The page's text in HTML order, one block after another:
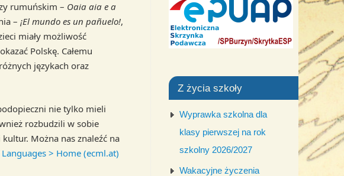
rumuńskim – Oaia aia e a
– ¡El mundo es un pañuelo!,
miały możliwość
Polskę. Całemu
językach oraz
nie tylko mieli
rozbudzili w sobie
Można nas znaleźć na
> Home (ecml.at)
Z życia szkoły
Wyprawka szkolna dla
klasy pierwszej na rok
szkolny 2026/2027
Wakacyjne życzenia